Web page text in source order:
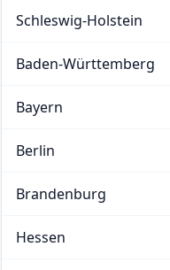
Schleswig-Holstein
Baden-Württemberg
Bayern
Berlin
Brandenburg
Hessen